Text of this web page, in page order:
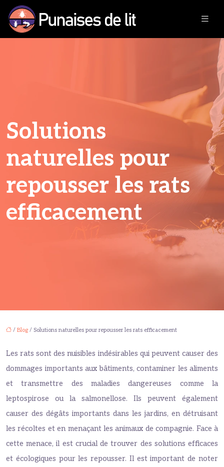
Solutions
naturelles pour
repousser les rats
efficacement
/ Blog / Solutions naturelles pour repousser les rats efficacement
Les rats sont des nuisibles indésirables qui peuvent causer des
dommages importants aux bâtiments, contaminer les aliments
et transmettre des maladies dangereuses comme la
leptospirose ou la salmonellose. Ils peuvent également
causer des dégâts importants dans les jardins, en détruisant
les récoltes et en menaçant les animaux de compagnie. Face à
cette menace, il est crucial de trouver des solutions efficaces
et écologiques pour les repousser. Il est important de noter